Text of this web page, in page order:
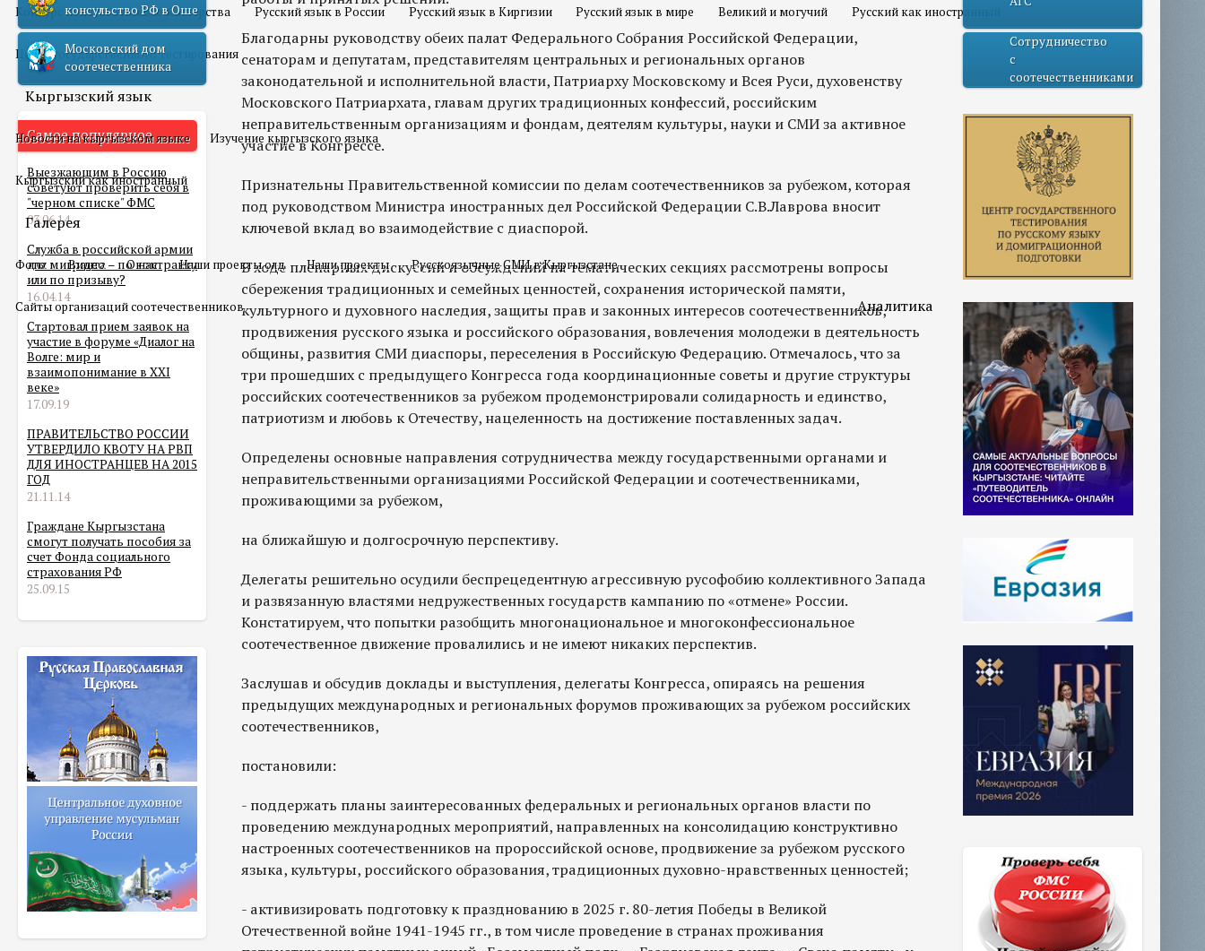
Конкурс педагогического мастерства Русский язык в России Русский язык в Киргизии Русский язык в мире Великий и могучий Русский как иностранный
Центр государственного тестирования
Кыргызский язык
Новости на кыргызском языке Изучение кыргызского языка
Кыргызский как иностранный
Галерея
Фото Видео О нас Наши проекты олд Наши проекты Русскоязычные СМИ в Кыргызстане
Сайты организаций соотечественников Аналитика
консульство РФ в Оше
Московский дом
соотечественника
Самое популярное
Выезжающим в Россию
советуют проверить себя в
"черном списке" ФМС
03.06.14
Служба в российской армии
для мигранта – по контракту
или по призыву?
16.04.14
Стартовал прием заявок на
участие в форуме «Диалог на
Волге: мир и
взаимопонимание в XXI
веке»
17.09.19
ПРАВИТЕЛЬСТВО РОССИИ
УТВЕРДИЛО КВОТУ НА РВП
ДЛЯ ИНОСТРАНЦЕВ НА 2015
ГОД
21.11.14
Граждане Кыргызстана
смогут получать пособия за
счет Фонда социального
страхования РФ
25.09.15
Благодарны руководству обеих палат Федерального Собрания Российской Федерации,
сенаторам и депутатам, представителям центральных и региональных органов
законодательной и исполнительной власти, Патриарху Московскому и Всея Руси, духовенству
Московского Патриархата, главам других традиционных конфессий, российским
неправительственным организациям и фондам, деятелям культуры, науки и СМИ за активное
участие в Конгрессе.
Признательны Правительственной комиссии по делам соотечественников за рубежом, которая
под руководством Министра иностранных дел Российской Федерации С.В.Лаврова вносит
ключевой вклад во взаимодействие с диаспорой.
В ходе пленарных дискуссий и обсуждений на тематических секциях рассмотрены вопросы
сбережения традиционных и семейных ценностей, сохранения исторической памяти,
культурного и духовного наследия, защиты прав и законных интересов соотечественников,
продвижения русского языка и российского образования, вовлечения молодежи в деятельность
общины, развития СМИ диаспоры, переселения в Российскую Федерацию. Отмечалось, что за
три прошедших с предыдущего Конгресса года координационные советы и другие структуры
российских соотечественников за рубежом продемонстрировали солидарность и единство,
патриотизм и любовь к Отечеству, нацеленность на достижение поставленных задач.
Определены основные направления сотрудничества между государственными органами и
неправительственными организациями Российской Федерации и соотечественниками,
проживающими за рубежом,
на ближайшую и долгосрочную перспективу.
Делегаты решительно осудили беспрецедентную агрессивную русофобию коллективного Запада
и развязанную властями недружественных государств кампанию по «отмене» России.
Констатируем, что попытки разобщить многонациональное и многоконфессиональное
соотечественное движение провалились и не имеют никаких перспектив.
Заслушав и обсудив доклады и выступления, делегаты Конгресса, опираясь на решения
предыдущих международных и региональных форумов проживающих за рубежом российских
соотечественников,
постановили:
- поддержать планы заинтересованных федеральных и региональных органов власти по
проведению международных мероприятий, направленных на консолидацию конструктивно
настроенных соотечественников на пророссийской основе, продвижение за рубежом русского
языка, культуры, российского образования, традиционных духовно-нравственных ценностей;
- активизировать подготовку к празднованию в 2025 г. 80-летия Победы в Великой
Отечественной войне 1941-1945 гг., в том числе проведение в странах проживания
Сотрудничество
с
соотечественниками